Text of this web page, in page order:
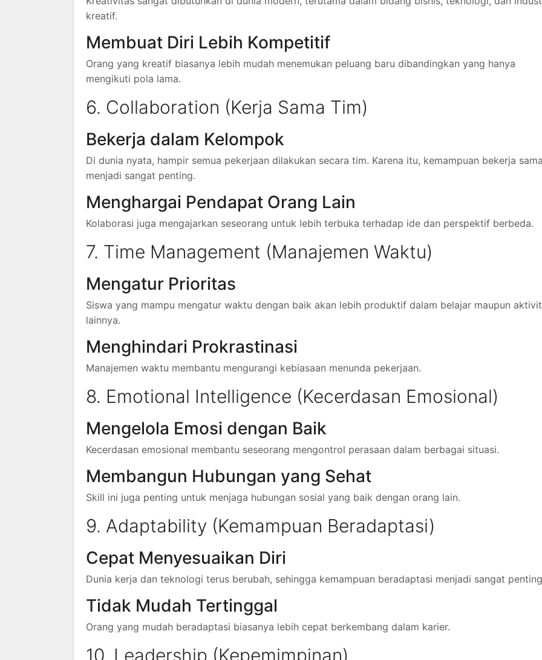
kreatif.
Membuat Diri Lebih Kompetitif
Orang yang kreatif biasanya lebih mudah menemukan peluang baru dibandingkan yang hanya
mengikuti pola lama.
6. Collaboration (Kerja Sama Tim)
Bekerja dalam Kelompok
Di dunia nyata, hampir semua pekerjaan dilakukan secara tim. Karena itu, kemampuan bekerja
menjadi sangat penting.
Menghargai Pendapat Orang Lain
Kolaborasi juga mengajarkan seseorang untuk lebih terbuka terhadap ide dan perspektif berbeda.
7. Time Management (Manajemen Waktu)
Mengatur Prioritas
Siswa yang mampu mengatur waktu dengan baik akan lebih produktif dalam belajar maupun
lainnya.
Menghindari Prokrastinasi
Manajemen waktu membantu mengurangi kebiasaan menunda pekerjaan.
8. Emotional Intelligence (Kecerdasan Emosional)
Mengelola Emosi dengan Baik
Kecerdasan emosional membantu seseorang mengontrol perasaan dalam berbagai situasi.
Membangun Hubungan yang Sehat
Skill ini juga penting untuk menjaga hubungan sosial yang baik dengan orang lain.
9. Adaptability (Kemampuan Beradaptasi)
Cepat Menyesuaikan Diri
Dunia kerja dan teknologi terus berubah, sehingga kemampuan beradaptasi menjadi sangat
Tidak Mudah Tertinggal
Orang yang mudah beradaptasi biasanya lebih cepat berkembang dalam karier.
10. Leadership (Kepemimpinan)